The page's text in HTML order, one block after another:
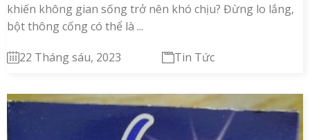
khiến không gian sống trở nên khó chịu? Đừng lo lắng,
bột thông cống có thể là ...
22 Tháng sáu, 2023 Tin Tức